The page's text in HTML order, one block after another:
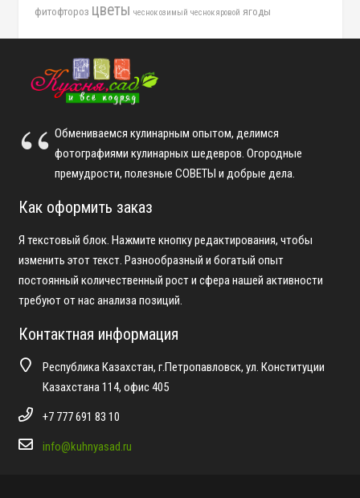
фитофтороз цветы чеснок озимый чеснок яровой ягоды
Обмениваемся кулинарным опытом, делимся
фотографиями кулинарных шедевров. Огородные
премудрости, полезные СОВЕТЫ и добрые дела.
Как оформить заказ
Я текстовый блок. Нажмите кнопку редактирования, чтобы
изменить этот текст. Разнообразный и богатый опыт
постоянный количественный рост и сфера нашей активности
требуют от нас анализа позиций.
Контактная информация
Республика Казахстан, г.Петропавловск, ул. Конституции
Казахстана 114, офис 405
+7 777 691 83 10
info@kuhnyasad.ru